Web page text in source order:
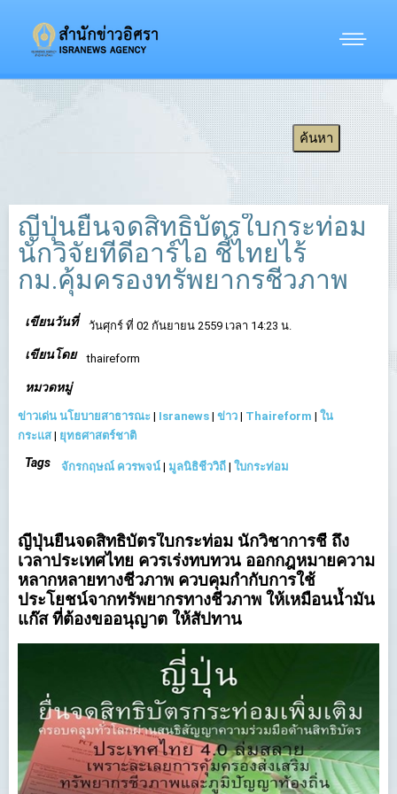
ญี่ปุ่นยื่นจดสิทธิบัตรใบกระท่อม
นักวิจัยทีดีอาร์ไอ ชี้ไทยไร้
กม.คุ้มครองทรัพยากรชีวภาพ
เขียนวันที่ วันศุกร์ ที่ 02 กันยายน 2559 เวลา 14:23 น.
เขียนโดย thaireform
หมวดหมู่
ข่าวเด่น นโยบายสาธารณะ | Isranews | ข่าว | Thaireform | ใน
กระแส | ยุทธศาสตร์ชาติ
Tags จักรกฤษณ์ ควรพจน์ | มูลนิธิชีววิถี | ใบกระท่อม
ญี่ปุ่นยื่นจดสิทธิบัตรใบกระท่อม นักวิชาการชี้ ถึง
เวลาประเทศไทย ควรเร่งทบทวน ออกกฎหมายความ
หลากหลายทางชีวภาพ ควบคุมกำกับการใช้
ประโยชน์จากทรัพยากรทางชีวภาพ ให้เหมือนน้ำมัน
แก๊ส ที่ต้องขออนุญาต ให้สัปทาน